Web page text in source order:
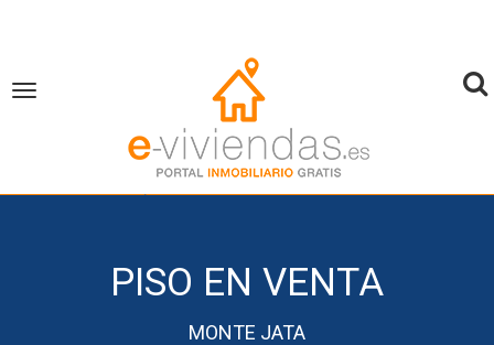
Toggle
Piso en Venta Vizcaya Bilbao
PISO EN VENTA
MONTE JATA